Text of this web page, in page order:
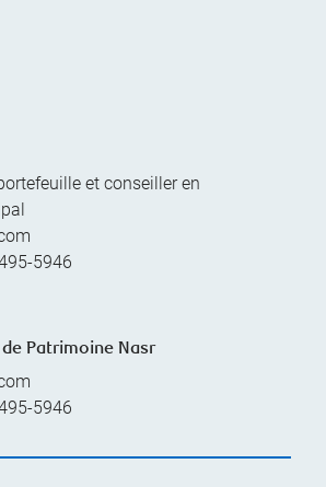
et conseiller en
5946
Patrimoine Nasr
5946